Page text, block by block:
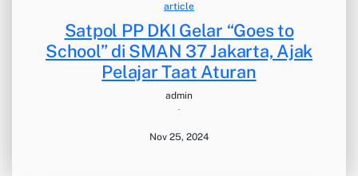
article
Satpol PP DKI Gelar “Goes to
School” di SMAN 37 Jakarta, Ajak
Pelajar Taat Aturan
admin
·
Nov 25, 2024